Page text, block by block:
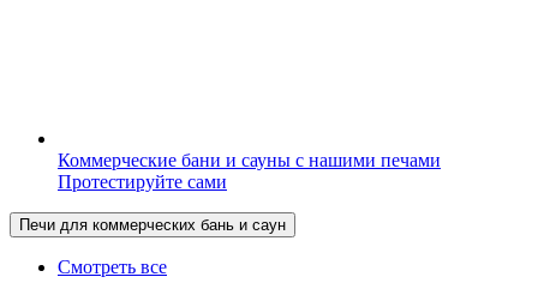
Коммерческие бани и сауны с нашими печами
Протестируйте сами
Печи для коммерческих бань и саун
Смотреть все